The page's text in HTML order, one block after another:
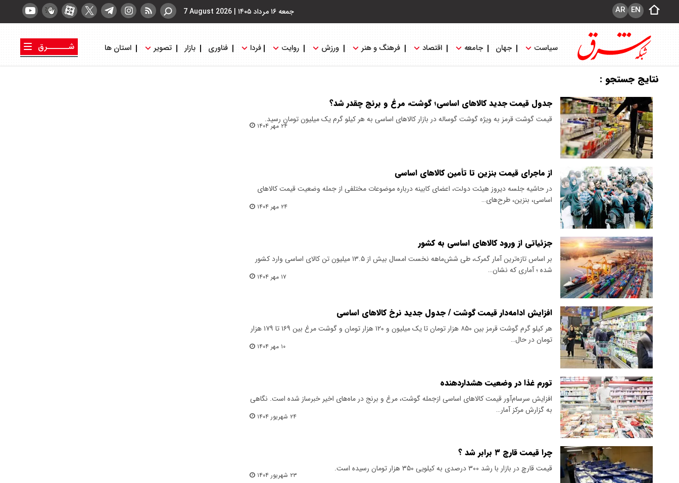
جمعه ۱۶ مرداد ۱۴۰۵ |
7 August 2026 EN
AR
سیاست جهان جامعه اقتصاد فرهنگ و هنر ورزش روایت فردا فناوری بازار تصویر استان ها
شــــــرق
نتایج جستجو :
جدول قیمت جدید کالاهای اساسی؛ گوشت، مرغ و برنج چقدر شد؟
قیمت گوشت قرمز به ویژه گوشت گوساله در بازار کالاهای اساسی به هر کیلو گرم یک میلیون تومان رسید.
۲۴ مهر ۱۴۰۴
از ماجرای قیمت بنزین تا تأمین کالاهای اساسی
در حاشیه جلسه دیروز هیئت دولت، اعضای کابینه درباره موضوعات مختلفی از جمله وضعیت قیمت کالاهای
اساسی، بنزین، طرح‌های…
۲۴ مهر ۱۴۰۴
جزئیاتی از ورود کالاهای اساسی به کشور
بر اساس تازه‌ترین آمار گمرک، طی شش‌ماهه نخست امسال بیش از ۱۳.۵ میلیون تن کالای اساسی وارد کشور
شده ؛ آماری که نشان…
۱۷ مهر ۱۴۰۴
افزایش ادامه‌دار قیمت گوشت / جدول جدید نرخ کالاهای اساسی
هر کیلو گرم گوشت قرمز بین ۸۵۰ هزار تومان تا یک میلیون و ۱۲۰ هزار تومان و گوشت مرغ بین ۱۶۹ تا ۱۷۹ هزار
تومان در حال…
۱۰ مهر ۱۴۰۴
تورم غذا در وضعیت هشداردهنده
افزایش سرسام‌آور قیمت کالاهای اساسی از‌جمله گوشت، مرغ و برنج در ماه‌های اخیر خبرساز شده است. نگاهی
به گزارش مرکز آمار…
۲۴ شهریور ۱۴۰۴
چرا قیمت قارچ ۳ برابر شد ؟
قیمت قارچ در بازار با رشد ۳۰۰ درصدی به کیلویی ۳۵۰ هزار تومان رسیده است.
۲۳ شهریور ۱۴۰۴